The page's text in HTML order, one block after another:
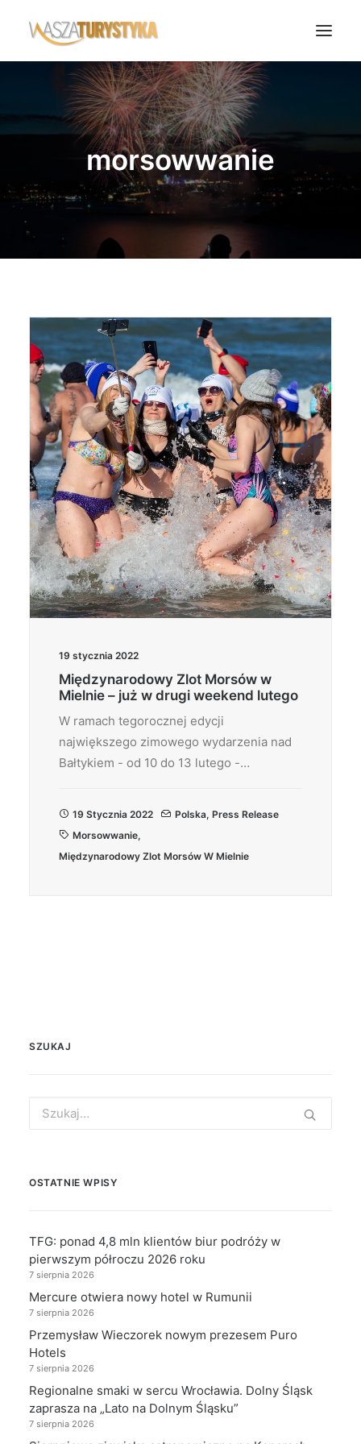
Księga wspomnień
Biura podróży
Noclegi
Polska
Świat
Wasze Podróże
Wyszukiwanie
morsowwanie
19 stycznia 2022
Międzynarodowy Zlot Morsów w
Mielnie – już w drugi weekend lutego
W ramach tegorocznej edycji
największego zimowego wydarzenia nad
Bałtykiem - od 10 do 13 lutego -…
19 Stycznia 2022 Polska, Press Release
Morsowwanie,
Międzynarodowy Zlot Morsów W Mielnie
SZUKAJ
for:
OSTATNIE WPISY
TFG: ponad 4,8 mln klientów biur podróży w
pierwszym półroczu 2026 roku
7 sierpnia 2026
Mercure otwiera nowy hotel w Rumunii
7 sierpnia 2026
Przemysław Wieczorek nowym prezesem Puro
Hotels
7 sierpnia 2026
Regionalne smaki w sercu Wrocławia. Dolny Śląsk
zaprasza na „Lato na Dolnym Śląsku”
7 sierpnia 2026